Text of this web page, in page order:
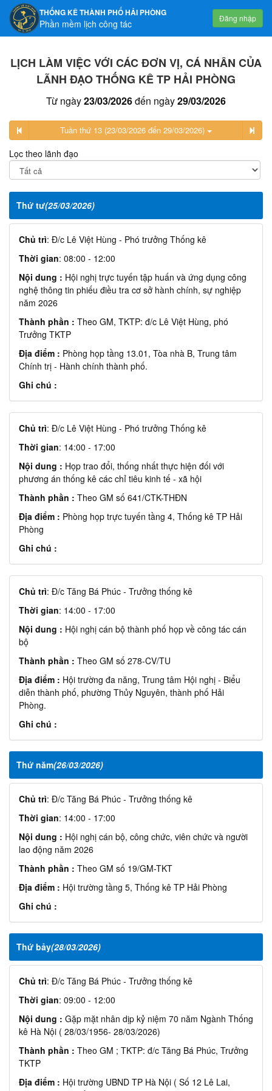
THỐNG KÊ THÀNH PHỐ HẢI PHÒNG
Phần mềm lịch công tác Đăng nhập
LỊCH LÀM VIỆC VỚI CÁC ĐƠN VỊ, CÁ NHÂN CỦA
LÃNH ĐẠO THỐNG KÊ TP HẢI PHÒNG
Từ ngày23/03/2026đến ngày29/03/2026
Tuần thứ 13 (23/03/2026 đến 29/03/2026)
Lọc theo lãnh đạo
Thứ tư(25/03/2026)
Chủ trì: Đ/c Lê Việt Hùng - Phó trưởng Thống kê
Thời gian: 08:00 - 12:00
Nội dung : Hội nghị trực tuyến tập huấn và ứng dụng công
nghệ thông tin phiếu điều tra cơ sở hành chính, sự nghiệp
năm 2026
Thành phần : Theo GM, TKTP: đ/c Lê Việt Hùng, phó
Trưởng TKTP
Địa điểm : Phòng họp tầng 13.01, Tòa nhà B, Trung tâm
Chính trị - Hành chính thành phố.
Ghi chú :
Chủ trì: Đ/c Lê Việt Hùng - Phó trưởng Thống kê
Thời gian: 14:00 - 17:00
Nội dung : Họp trao đổi, thống nhất thực hiện đối với
phương án thống kê các chỉ tiêu kinh tế - xã hội
Thành phần : Theo GM số 641/CTK-THĐN
Địa điểm : Phòng họp trực tuyến tầng 4, Thống kê TP Hải
Phòng
Ghi chú :
Chủ trì: Đ/c Tăng Bá Phúc - Trưởng thống kê
Thời gian: 14:00 - 17:00
Nội dung : Hội nghị cán bộ thành phố họp về công tác cán
bộ
Thành phần : Theo GM số 278-CV/TU
Địa điểm : Hội trường đa năng, Trung tâm Hội nghị - Biểu
diễn thành phố, phường Thủy Nguyên, thành phố Hải
Phòng.
Ghi chú :
Thứ năm(26/03/2026)
Chủ trì: Đ/c Tăng Bá Phúc - Trưởng thống kê
Thời gian: 14:00 - 17:00
Nội dung : Hội nghị cán bộ, công chức, viên chức và người
lao động năm 2026
Thành phần : Theo GM số 19/GM-TKT
Địa điểm : Hội trường tầng 5, Thống kê TP Hải Phòng
Ghi chú :
Thứ bảy(28/03/2026)
Chủ trì: Đ/c Tăng Bá Phúc - Trưởng thống kê
Thời gian: 09:00 - 12:00
Nội dung : Gặp mặt nhân dịp kỷ niệm 70 năm Ngành Thống
kê Hà Nội ( 28/03/1956- 28/03/2026)
Thành phần : Theo GM ; TKTP: đ/c Tăng Bá Phúc, Trưởng
TKTP
Địa điểm : Hội trường UBND TP Hà Nội ( Số 12 Lê Lai,